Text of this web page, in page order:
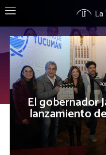
El gobernador
lanzamiento